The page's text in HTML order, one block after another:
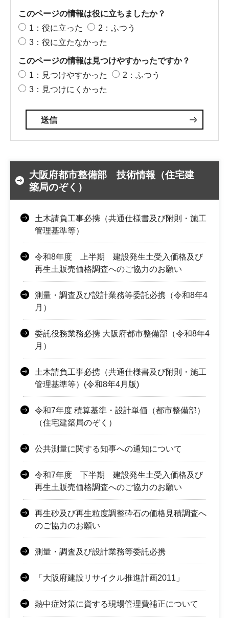
このページの情報は役に立ちましたか？
1：役に立った
2：ふつう
3：役に立たなかった
このページの情報は見つけやすかったですか？
1：見つけやすかった
2：ふつう
3：見つけにくかった
大阪府都市整備部 技術情報（住宅建
築局のぞく）
土木請負工事必携（共通仕様書及び附則・施工
管理基準等）
令和8年度 上半期 建設発生土受入価格及び
再生土販売価格調査へのご協力のお願い
測量・調査及び設計業務等委託必携（令和8年4
月）
委託役務業務必携 大阪府都市整備部（令和8年4
月）
土木請負工事必携（共通仕様書及び附則・施工
管理基準等）(令和8年4月版)
令和7年度 積算基準・設計単価（都市整備部）
（住宅建築局のぞく）
公共測量に関する知事への通知について
令和7年度 下半期 建設発生土受入価格及び
再生土販売価格調査へのご協力のお願い
再生砂及び再生粒度調整砕石の価格見積調査へ
のご協力のお願い
測量・調査及び設計業務等委託必携
「大阪府建設リサイクル推進計画2011」
熱中症対策に資する現場管理費補正について